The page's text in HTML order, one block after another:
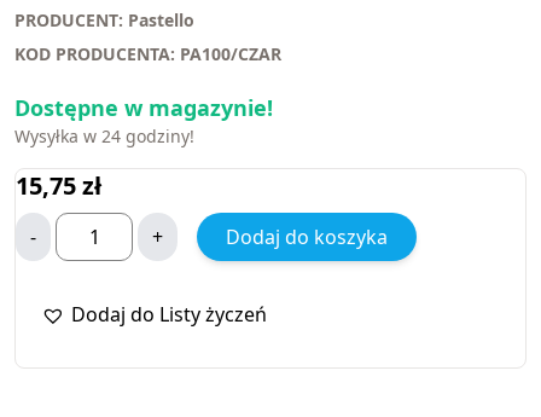
PRODUCENT: Pastello
KOD PRODUCENTA: PA100/CZAR
Dostępne w magazynie!
Wysyłka w 24 godziny!
15,75zł
- + Dodaj do koszyka
Dodaj do Listy życzeń